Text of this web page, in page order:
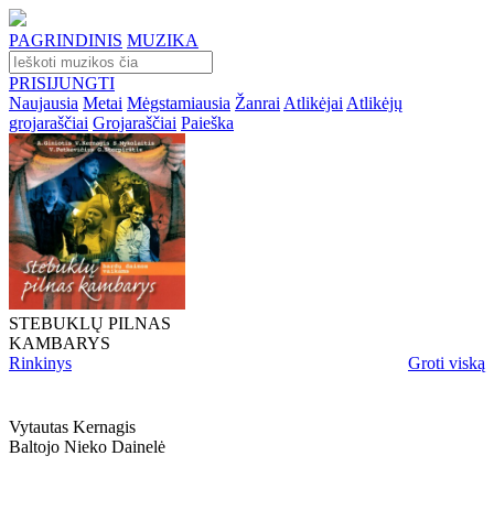
PAGRINDINIS MUZIKA
PRISIJUNGTI
Naujausia Metai Mėgstamiausia Žanrai Atlikėjai Atlikėjų
grojaraščiai Grojaraščiai Paieška
STEBUKLŲ PILNAS
KAMBARYS
Rinkinys
Groti viską
Vytautas Kernagis
Baltojo Nieko Dainelė